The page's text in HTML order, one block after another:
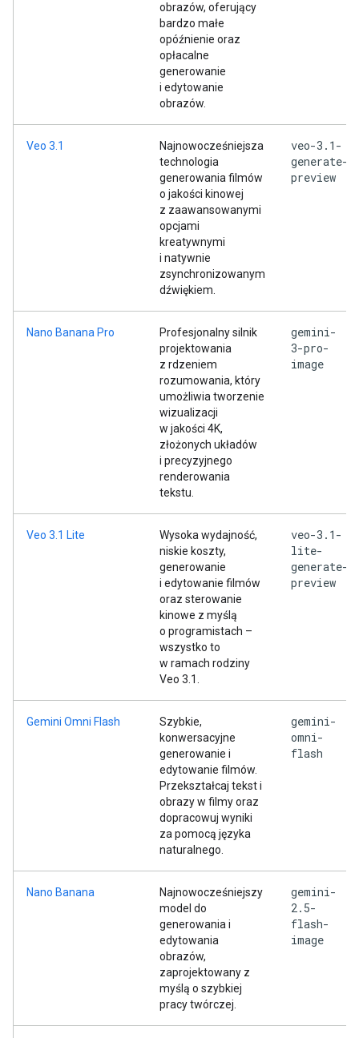
obrazów, oferujący
bardzo małe
opóźnienie oraz
opłacalne
generowanie
i edytowanie
obrazów.
Veo 3.1
Najnowocześniejsza
technologia
generowania filmów
o jakości kinowej
z zaawansowanymi
opcjami
kreatywnymi
i natywnie
zsynchronizowanym
dźwiękiem.
veo-3.1-
generate-
preview
Nano Banana Pro
Profesjonalny silnik
projektowania
z rdzeniem
rozumowania, który
umożliwia tworzenie
wizualizacji
w jakości 4K,
złożonych układów
i precyzyjnego
renderowania
tekstu.
gemini-
3-pro-
image
Veo 3.1 Lite
Wysoka wydajność,
niskie koszty,
generowanie
i edytowanie filmów
oraz sterowanie
kinowe z myślą
o programistach –
wszystko to
w ramach rodziny
Veo 3.1.
veo-3.1-
lite-
generate-
preview
Gemini Omni Flash
Szybkie,
konwersacyjne
generowanie i
edytowanie filmów.
Przekształcaj tekst i
obrazy w filmy oraz
dopracowuj wyniki
za pomocą języka
naturalnego.
gemini-
omni-
flash
Nano Banana
Najnowocześniejszy
model do
generowania i
edytowania
obrazów,
zaprojektowany z
myślą o szybkiej
pracy twórczej.
gemini-
2.5-
flash-
image